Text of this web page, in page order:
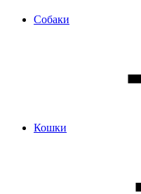
Собаки
Кошки